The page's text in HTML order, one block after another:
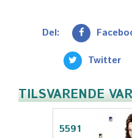
Del:
Twitter
TILSVARENDE
5591